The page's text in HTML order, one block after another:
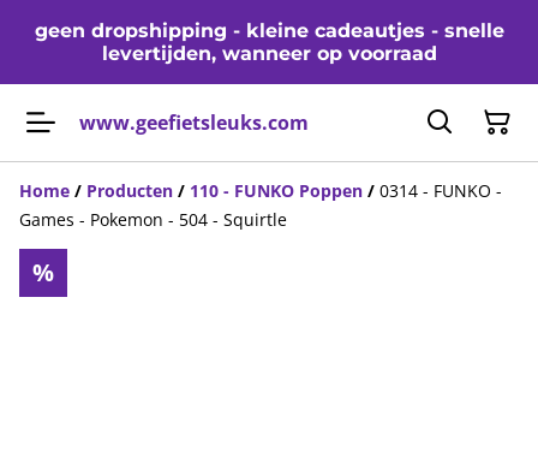
geen dropshipping - kleine cadeautjes - snelle
levertijden, wanneer op voorraad
www.geefietsleuks.com
Home / Producten / 110 - FUNKO Poppen / 0314 - FUNKO -
Games - Pokemon - 504 - Squirtle
%